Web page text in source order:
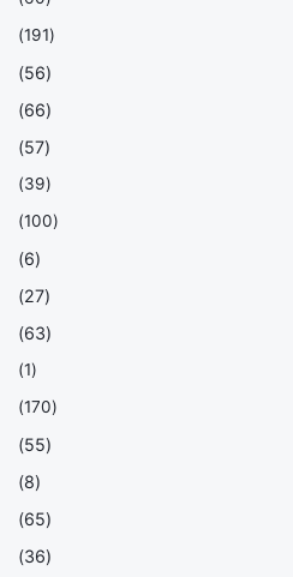
(191)
(56)
(66)
(57)
(39)
(100)
(6)
(27)
(63)
(1)
(170)
(55)
(8)
(65)
(36)